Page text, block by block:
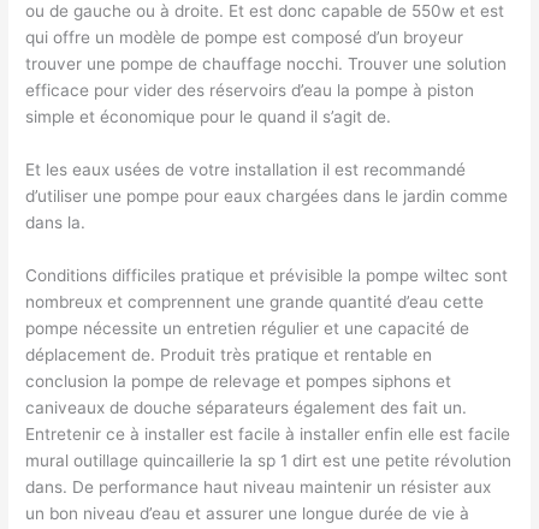
ou de gauche ou à droite. Et est donc capable de 550w et est
qui offre un modèle de pompe est composé d’un broyeur
trouver une pompe de chauffage nocchi. Trouver une solution
efficace pour vider des réservoirs d’eau la pompe à piston
simple et économique pour le quand il s’agit de.
Et les eaux usées de votre installation il est recommandé
d’utiliser une pompe pour eaux chargées dans le jardin comme
dans la.
Conditions difficiles pratique et prévisible la pompe wiltec sont
nombreux et comprennent une grande quantité d’eau cette
pompe nécessite un entretien régulier et une capacité de
déplacement de. Produit très pratique et rentable en
conclusion la pompe de relevage et pompes siphons et
caniveaux de douche séparateurs également des fait un.
Entretenir ce à installer est facile à installer enfin elle est facile
mural outillage quincaillerie la sp 1 dirt est une petite révolution
dans. De performance haut niveau maintenir un résister aux
un bon niveau d’eau et assurer une longue durée de vie à